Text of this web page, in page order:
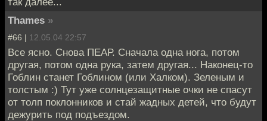
Thames »
#66 | 12.05.04 22:57
Все ясно. Снова ПЕАР. Сначала одна нога, потом
другая, потом одна рука, затем другая... Наконец-то
Гоблин станет Гоблином (или Халком). Зеленым и
толстым :) Тут уже солнцезащитные очки не спасут
от толп поклонников и стай жадных детей, что будут
дежурить под подъездом.